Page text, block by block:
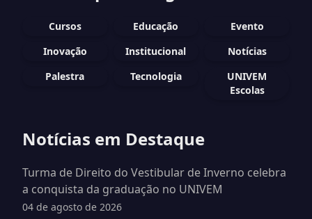
Cursos Educação
Evento
Inovação
Institucional
Notícias
Palestra
Tecnologia
UNIVEM
Escolas
Notícias em Destaque
Turma de Direito do Vestibular de Inverno celebra
a conquista da graduação no UNIVEM
04 de agosto de 2026